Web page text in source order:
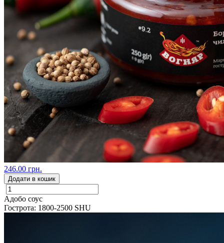
246.00 грн.
Додати в кошик
Адобо соус
Гострота: 1800-2500 SHU